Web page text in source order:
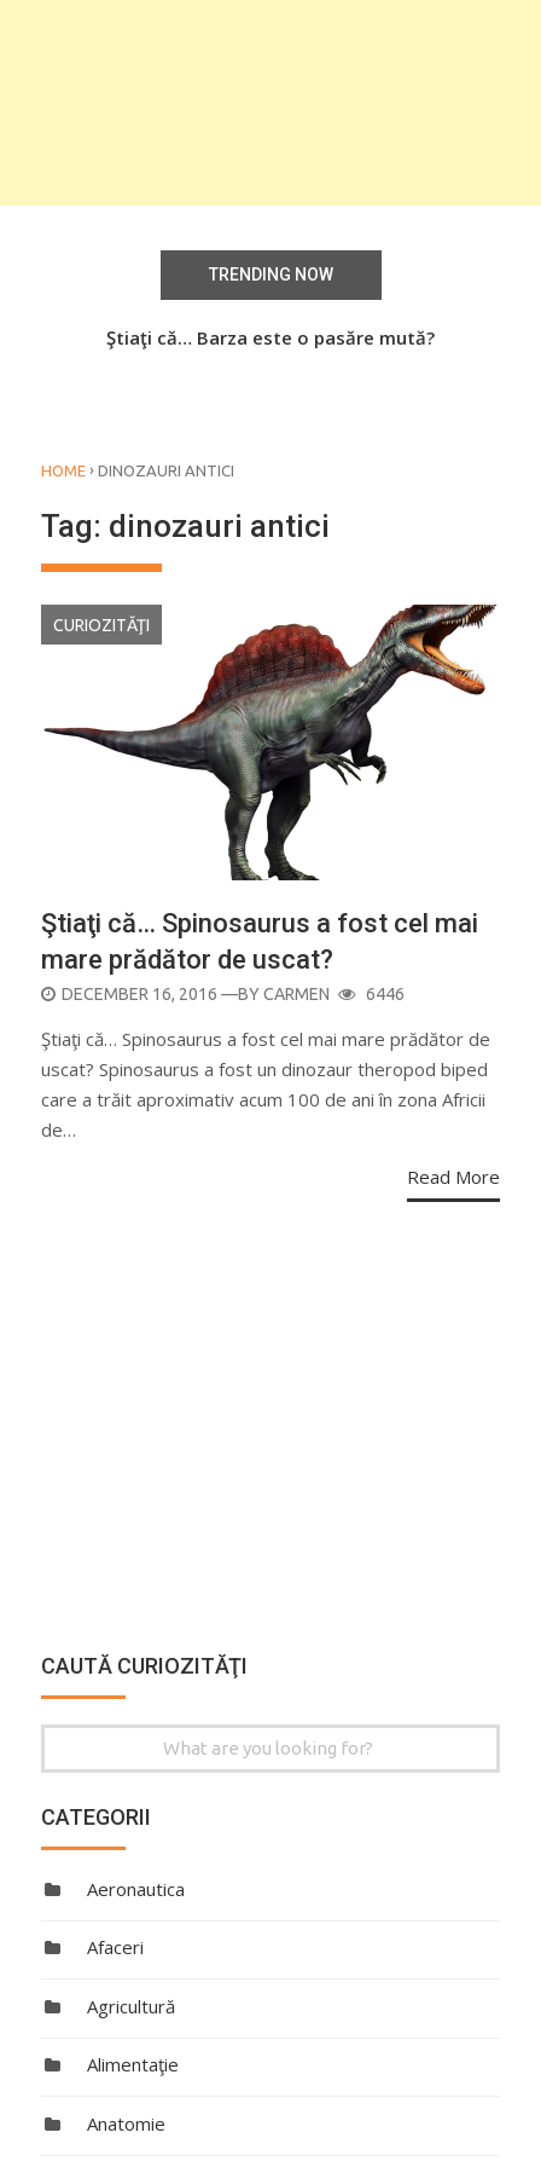
TRENDING NOW
Ştiaţi că… Barza este o pasăre mută?
HOME › DINOZAURI ANTICI
Tag: dinozauri antici
CURIOZITĂŢI
Ştiaţi că… Spinosaurus a fost cel mai
mare prădător de uscat?
POSTED
DECEMBER 16, 2016 —BYCARMEN 6446
Ştiaţi că… Spinosaurus a fost cel mai mare prădător de
uscat? Spinosaurus a fost un dinozaur theropod biped
care a trăit aproximativ acum 100 de ani în zona Africii
de…
Read More
CAUTĂ CURIOZITĂŢI
for:
CATEGORII
Aeronautica
Afaceri
Agricultură
Alimentaţie
Anatomie